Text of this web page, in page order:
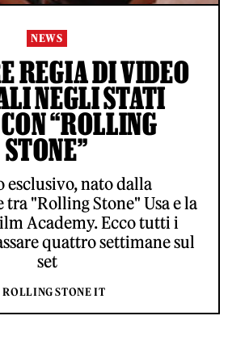
NEWS
REGIA DI VIDEO
NEGLI STATI
“ROLLING
STONE”
esclusivo, nato dalla
"Rolling Stone" Usa e la
Academy. Ecco tutti i
quattro settimane sul
set
STONE IT